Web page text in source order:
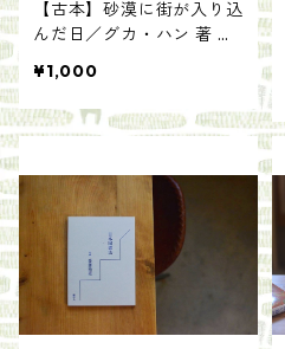
【古本】砂漠に街が入り込
んだ日／グカ・ハン 著 原
¥1,000